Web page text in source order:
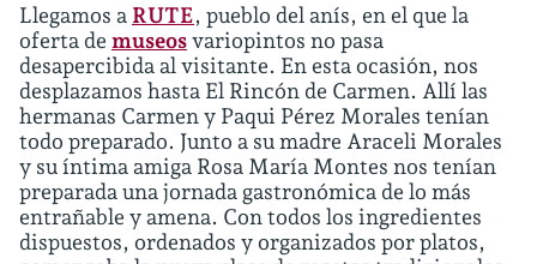
Llegamos a RUTE, pueblo del anís, en el que la
oferta de museosvariopintos no pasa
desapercibida al visitante. En esta ocasión, nos
desplazamos hasta El Rincón de Carmen. Allí las
hermanas Carmen y Paqui Pérez Morales tenían
todo preparado. Junto a su madre Araceli Morales
y su íntima amiga Rosa María Montes nos tenían
preparada una jornada gastronómica de lo más
entrañable y amena. Con todos los ingredientes
dispuestos, ordenados y organizados por platos,